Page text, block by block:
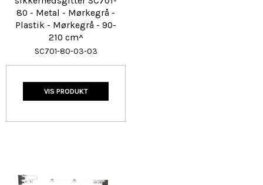
80 - Metal - Mørkegrå -
Plastik - Mørkegrå - 90-
210 cm^
SC701-80-03-03
VIS PRODUKT